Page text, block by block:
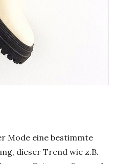
Mode eine bestimmte
dieser Trend wie z.B.